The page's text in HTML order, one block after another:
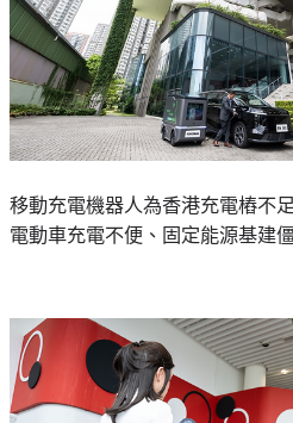
移動充電機器人為香港充電樁不
電動車充電不便、固定能源基建